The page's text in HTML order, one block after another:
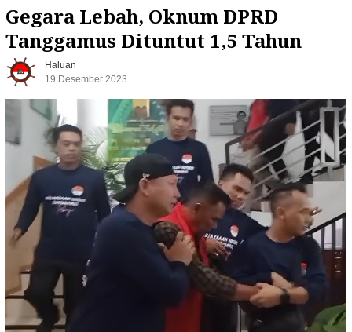
Gegara Lebah, Oknum DPRD
Tanggamus Dituntut 1,5 Tahun
Haluan
19 Desember 2023